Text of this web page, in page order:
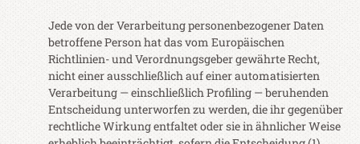
Jede von der Verarbeitung personenbezogener Daten
betroffene Person hat das vom Europäischen
Richtlinien- und Verordnungsgeber gewährte Recht,
nicht einer ausschließlich auf einer automatisierten
Verarbeitung — einschließlich Profiling — beruhenden
Entscheidung unterworfen zu werden, die ihr gegenüber
rechtliche Wirkung entfaltet oder sie in ähnlicher Weise